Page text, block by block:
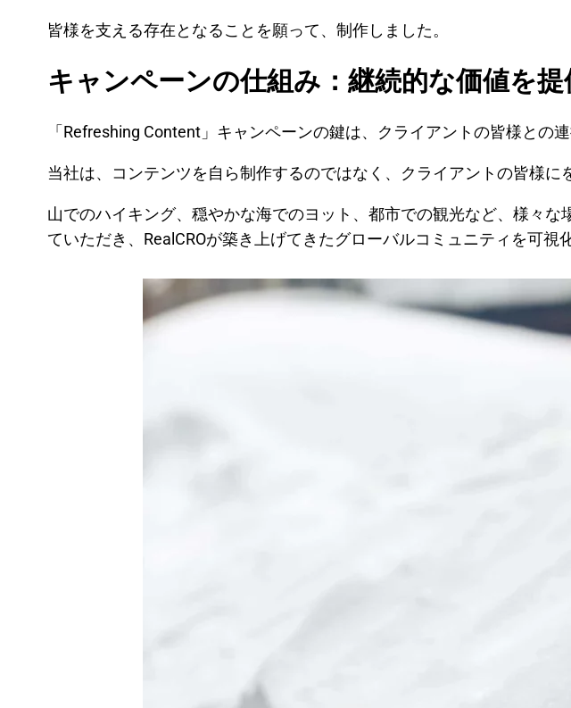
皆様を支える存在となることを願って、制作しました。
キャンペーンの仕組み：継続的な価値を
「Refreshing Content」キャンペーンの鍵は、クライアントの皆様との連
当社は、コンテンツを自ら制作するのではなく、クライアントの皆様
山でのハイキング、穏やかな海でのヨット、都市での観光など、様々
ていただき、RealCROが築き上げてきたグローバルコミュニティを可視